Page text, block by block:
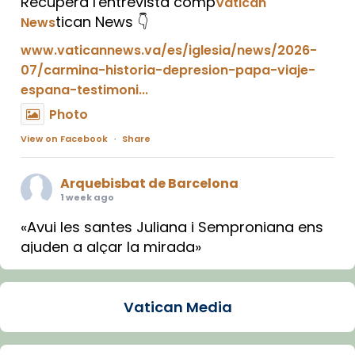
Newstican News 👇
www.vaticannews.va/es/iglesia/news/2026-
07/carmina-historia-depresion-papa-viaje-
espana-testimoni...
Photo
View on Facebook · Share
Arquebisbat de Barcelona
1 week ago
«Avui les santes Juliana i Semproniana ens
ajuden a alçar la mirada»
Mons. Sergi Gordo, bisbe de Tortosa, ha
Santes de Mataró.
🔗tinyurl.com/cvu5jmbk
Vatican Media